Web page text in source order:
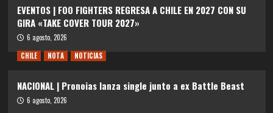
EVENTOS | FOO FIGHTERS REGRESA A CHILE EN 2027 CON SU
GIRA «TAKE COVER TOUR 2027»
6 agosto, 2026
CHILE
NOTA NOTICIAS
NACIONAL | Pronoias lanza single junto a ex Battle Beast
6 agosto, 2026